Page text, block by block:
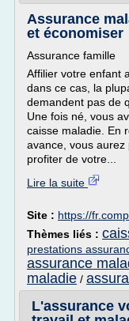
Assurance
et économiser
Assurance famille
Affilier votre enfant
dans ce cas, la
demandent pas de
Une fois né, vous
caisse maladie. En
avance, vous
profiter de votre...
Lire la suite
Site : https://
Thèmes liés :
prestations
assurance
maladie /
L'assurance